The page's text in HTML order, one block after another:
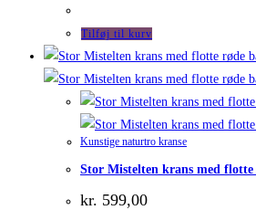
Tilføj til kurv
Kunstige naturtro kranse
Stor Mistelten krans med
kr. 599,00